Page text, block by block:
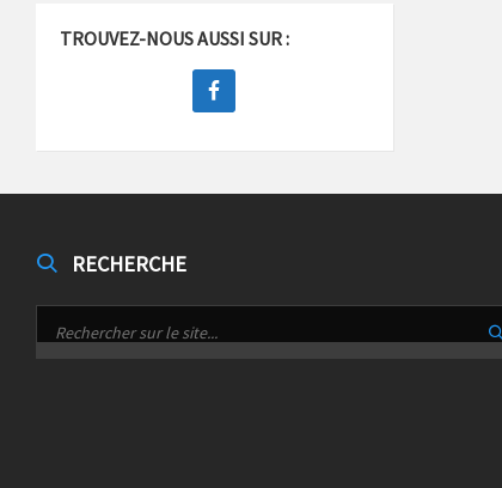
TROUVEZ-NOUS AUSSI SUR :
RECHERCHE